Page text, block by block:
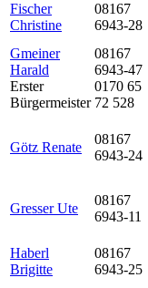
Fischer
Christine
08167
6943-28
Gmeiner
Harald
Erster
Bürgermeister
08167
6943-47
0170 65
72 528
Götz Renate
08167
6943-24
Gresser Ute
08167
6943-11
Haberl
Brigitte
08167
6943-25